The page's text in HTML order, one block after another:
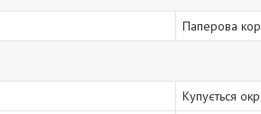
Паперова
Купується